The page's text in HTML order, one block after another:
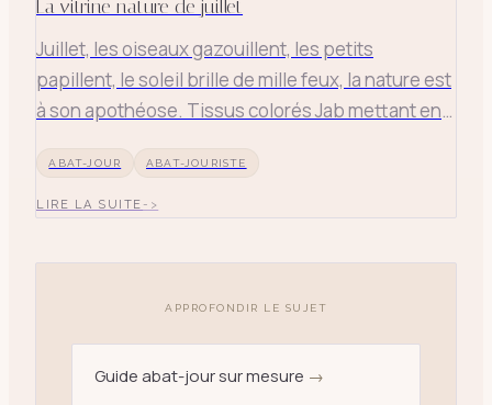
La vitrine nature de juillet
Juillet, les oiseaux gazouillent, les petits
papillent, le soleil brille de mille feux, la nature est
à son apothéose. Tissus colorés Jab mettant en
coton rectangulaire "En fil d'Indienne" Abat-jour
pyramide en doupion de soie sauvage ivoire avec
ABAT-JOUR ABAT-JOURISTE
LIRE LA SUITE
APPROFONDIR LE SUJET
Guide abat-jour sur mesure →